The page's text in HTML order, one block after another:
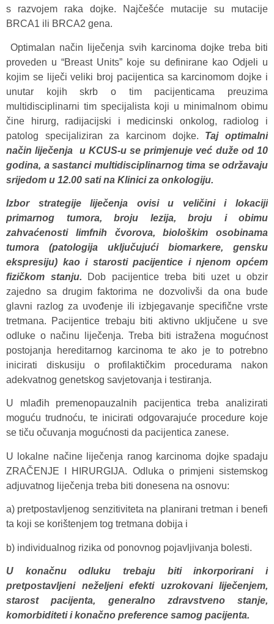
s razvojem raka dojke. Najčešće mutacije su mutacije
BRCA1 ili BRCA2 gena.
Optimalan način liječenja svih karcinoma dojke treba biti
proveden u “Breast Units” koje su definirane kao Odjeli u
kojim se liječi veliki broj pacijentica sa karcinomom dojke i
unutar kojih skrb o tim pacijenticama preuzima
multidisciplinarni tim specijalista koji u minimalnom obimu
čine hirurg, radijacijski i medicinski onkolog, radiolog i
patolog specijaliziran za karcinom dojke. Taj optimalni
način liječenja u KCUS-u se primjenuje već duže od 10
godina, a sastanci multidisciplinarnog tima se održavaju
srijedom u 12.00 sati na Klinici za onkologiju.
Izbor strategije liječenja ovisi u veličini i lokaciji
primarnog tumora, broju lezija, broju i obimu
zahvaćenosti limfnih čvorova, biološkim osobinama
tumora (patologija uključujući biomarkere, gensku
ekspresiju) kao i starosti pacijentice i njenom općem
fizičkom stanju.
Dob pacijentice treba biti uzet u obzir
zajedno sa drugim faktorima ne dozvolivši da ona bude
glavni razlog za uvođenje ili izbjegavanje specifične vrste
tretmana. Pacijentice trebaju biti aktivno uključene u sve
odluke o načinu liječenja. Treba biti istražena mogućnost
postojanja hereditarnog karcinoma te ako je to potrebno
inicirati diskusiju o profilaktičkim procedurama nakon
adekvatnog genetskog savjetovanja i testiranja.
U mlađih premenopauzalnih pacijentica treba analizirati
moguću trudnoću, te inicirati odgovarajuće procedure koje
se tiču očuvanja mogućnosti da pacijentica zanese.
U lokalne načine liječenja ranog karcinoma dojke spadaju
ZRAČENJE I HIRURGIJA. Odluka o primjeni sistemskog
adjuvatnog liječenja treba biti donesena na osnovu:
a) pretpostavljenog senzitiviteta na planirani tretman i benefi
ta koji se korištenjem tog tretmana dobija i
b) individualnog rizika od ponovnog pojavljivanja bolesti.
U konačnu odluku trebaju biti inkorporirani i
pretpostavljeni neželjeni efekti uzrokovani liječenjem,
starost pacijenta, generalno zdravstveno stanje,
komorbiditeti i konačno preference samog pacijenta.